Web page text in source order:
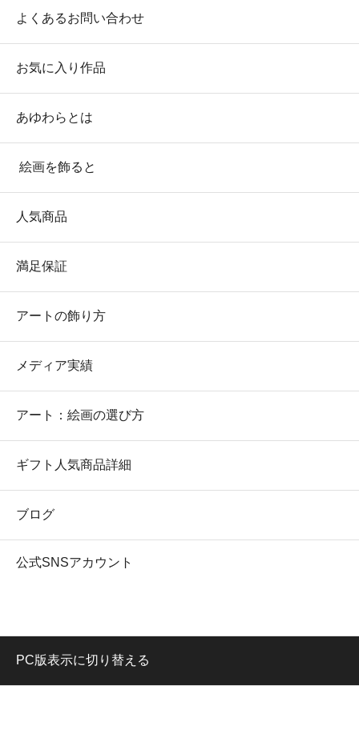
よくあるお問い合わせ
お気に入り作品
あゆわらとは
絵画を飾ると
人気商品
満足保証
アートの飾り方
メディア実績
アート：絵画の選び方
ギフト人気商品詳細
ブログ
公式SNSアカウント
PC版表示に切り替える